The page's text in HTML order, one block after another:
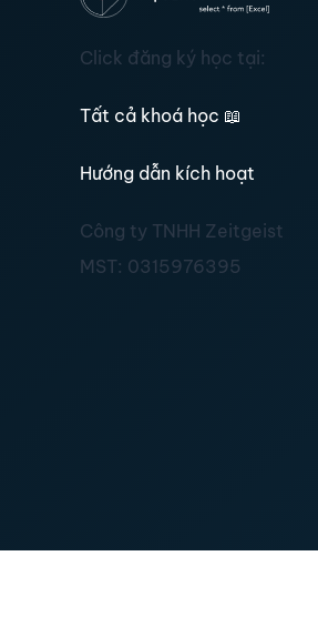
Click đăng ký học tại:
Tất cả khoá học 📖
Hướng dẫn kích hoạt
Công ty TNHH Zeitgeist
MST: 0315976395